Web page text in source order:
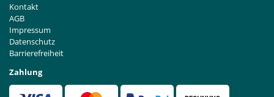
Kontakt
AGB
Impressum
Datenschutz
Barrierefreiheit
Zahlung